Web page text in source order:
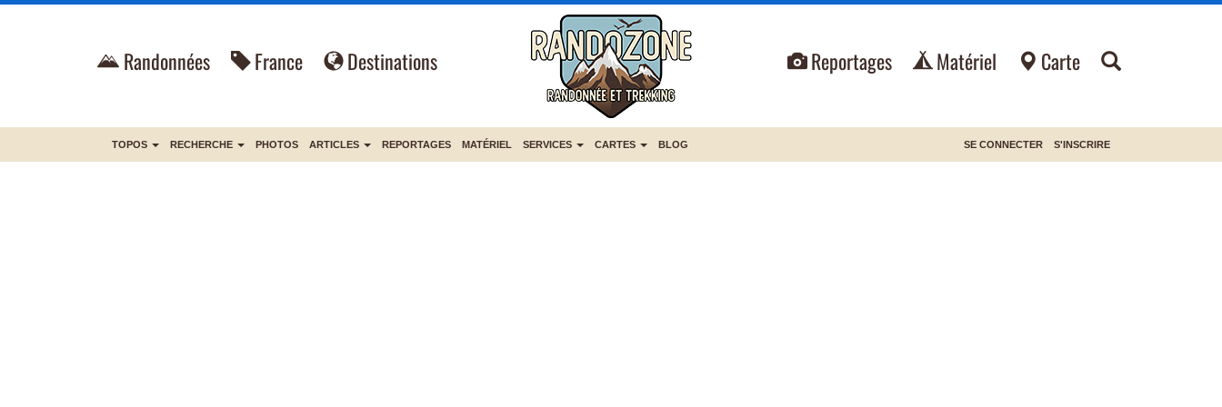
Randonnées France Destinations Reportages Matériel Carte
TOPOS RECHERCHE PHOTOS ARTICLES REPORTAGES MATÉRIEL SERVICES CARTES BLOG SE CONNECTER S'INSCRIRE